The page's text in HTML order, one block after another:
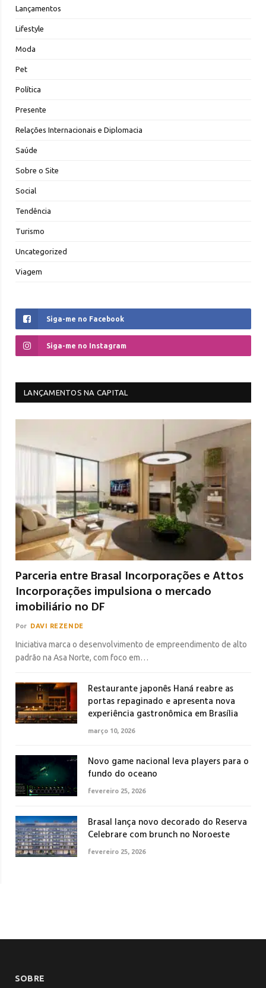
Lançamentos
Lifestyle
Moda
Pet
Política
Presente
Relações Internacionais e Diplomacia
Saúde
Sobre o Site
Social
Tendência
Turismo
Uncategorized
Viagem
Siga-me no Facebook
Siga-me no Instagram
LANÇAMENTOS NA CAPITAL
Parceria entre Brasal Incorporações e Attos
Incorporações impulsiona o mercado
imobiliário no DF
Por DAVI REZENDE
Iniciativa marca o desenvolvimento de empreendimento de alto
padrão na Asa Norte, com foco em…
Restaurante japonês Haná reabre as
portas repaginado e apresenta nova
experiência gastronômica em Brasília
março 10, 2026
Novo game nacional leva players para o
fundo do oceano
fevereiro 25, 2026
Brasal lança novo decorado do Reserva
Celebrare com brunch no Noroeste
fevereiro 25, 2026
SOBRE